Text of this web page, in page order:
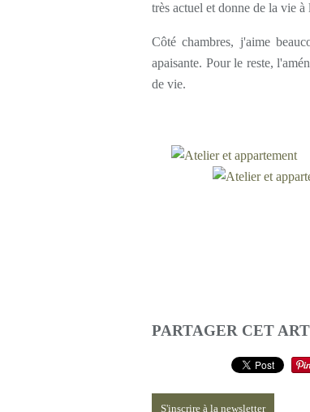
très actuel et donne de la vie
Côté chambres, j'aime
apaisante. Pour le reste,
de vie.
PARTAGER CET
S'inscrire à la newsletter